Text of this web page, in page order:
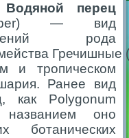
перец
— вид
рода
Гречишные
и тропическом
Ранее вид
как Polygonum
оно
ботанических